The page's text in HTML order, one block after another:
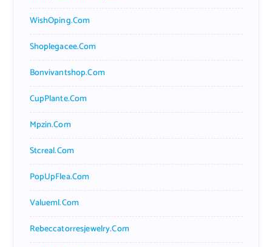
WishOping.com
Shoplegacee.com
Bonvivantshop.com
CupPlante.com
Mpzin.com
Stcreal.com
PopUpFlea.com
Valueml.com
Rebeccatorresjewelry.com